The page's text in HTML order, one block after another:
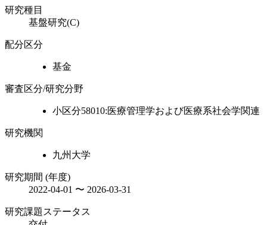
研究種目
基盤研究(C)
配分区分
基金
審査区分/研究分野
小区分58010:医療管理学および医療系社会学関連
研究機関
九州大学
研究期間 (年度)
2022-04-01 〜 2026-03-31
研究課題ステータス